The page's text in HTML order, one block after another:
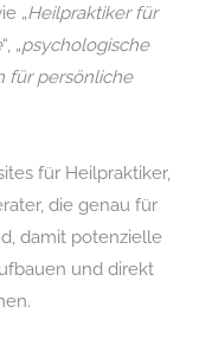
„Heilpraktiker für
“, „psychologische
für persönliche
für Heilpraktiker,
die genau für
damit potenzielle
und direkt